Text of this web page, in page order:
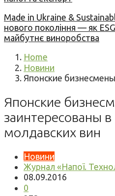
Made in Ukraine &
нового покоління — як
майбутнє виноробства
Home
Новини
Японские
Японские
заинтересованы
молдавских вин
Новини
Журнал «Напої.
08.09.2016
0